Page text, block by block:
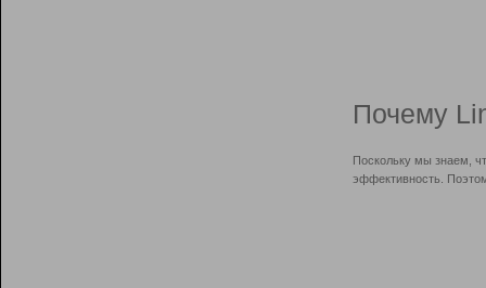
Почему
Поскольку мы знаем,
эффективность.